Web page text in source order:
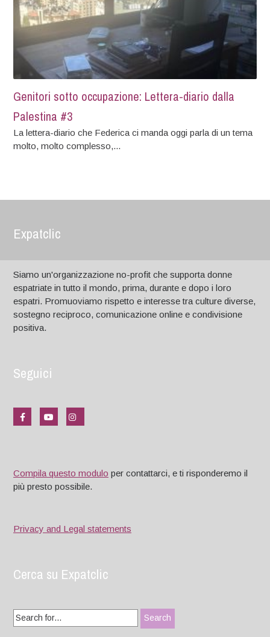
Genitori sotto occupazione: Lettera-diario dalla
Palestina #3
La lettera-diario che Federica ci manda oggi parla di un tema
molto, molto complesso,...
Expatclic
Siamo un'organizzazione no-profit che supporta donne
espatriate in tutto il mondo, prima, durante e dopo i loro
espatri. Promuoviamo rispetto e interesse tra culture diverse,
sostegno reciproco, comunicazione online e condivisione
positiva.
Seguici
Compila questo modulo per contattarci, e ti risponderemo il
più presto possibile.
Privacy and Legal statements
Cerca su Expatclic
Search
for: